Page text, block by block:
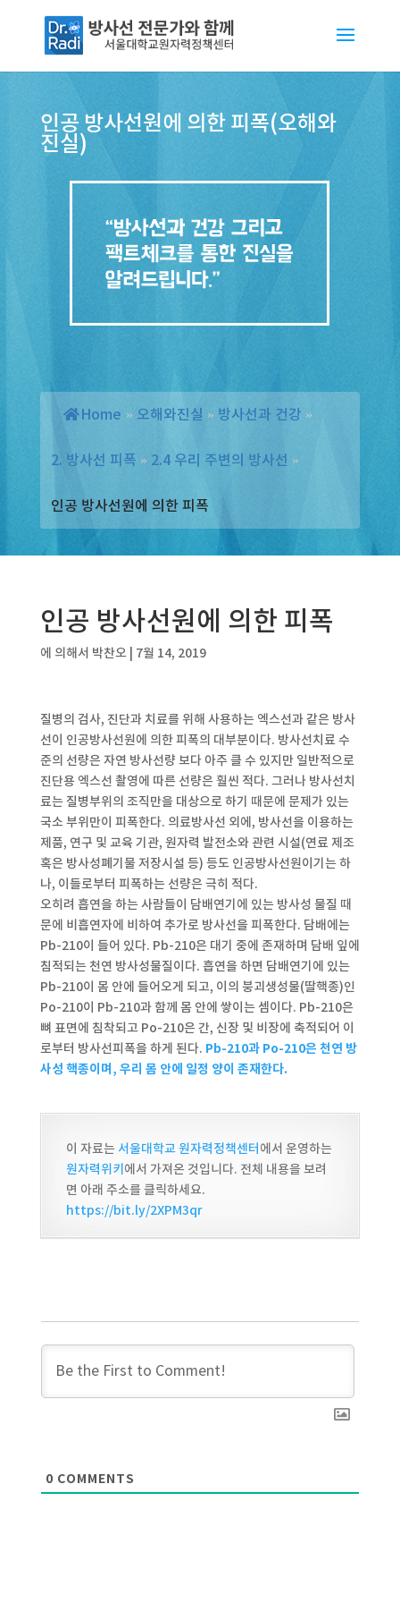
인공 방사선원에 의한 피폭(오해와
진실)
Home » 오해와진실 » 방사선과 건강 »
2. 방사선 피폭 » 2.4 우리 주변의 방사선 »
인공 방사선원에 의한 피폭
인공 방사선원에 의한 피폭
에 의해서 박찬오| 7월 14, 2019
질병의 검사, 진단과 치료를 위해 사용하는 엑스선과 같은 방사
선이 인공방사선원에 의한 피폭의 대부분이다. 방사선치료 수
준의 선량은 자연 방사선량 보다 아주 클 수 있지만 일반적으로
진단용 엑스선 촬영에 따른 선량은 훨씬 적다. 그러나 방사선치
료는 질병부위의 조직만을 대상으로 하기 때문에 문제가 있는
국소 부위만이 피폭한다. 의료방사선 외에, 방사선을 이용하는
제품, 연구 및 교육 기관, 원자력 발전소와 관련 시설(연료 제조
혹은 방사성폐기물 저장시설 등) 등도 인공방사선원이기는 하
나, 이들로부터 피폭하는 선량은 극히 적다.
오히려 흡연을 하는 사람들이 담배연기에 있는 방사성 물질 때
문에 비흡연자에 비하여 추가로 방사선을 피폭한다. 담배에는
Pb-210이 들어 있다. Pb-210은 대기 중에 존재하며 담배 잎에
침적되는 천연 방사성물질이다. 흡연을 하면 담배연기에 있는
Pb-210이 몸 안에 들어오게 되고, 이의 붕괴생성물(딸핵종)인
Po-210이 Pb-210과 함께 몸 안에 쌓이는 셈이다. Pb-210은
뼈 표면에 침착되고 Po-210은 간, 신장 및 비장에 축적되어 이
로부터 방사선피폭을 하게 된다. Pb-210과 Po-210은 천연 방
사성 핵종이며, 우리 몸 안에 일정 양이 존재한다.
이 자료는서울대학교 원자력정책센터에서 운영하는
원자력위키에서 가져온 것입니다. 전체 내용을 보려
면 아래 주소를 클릭하세요.
https://bit.ly/2XPM3qr
0 COMMENTS